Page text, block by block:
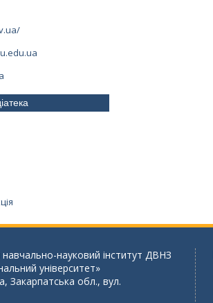
навчально-науковий інститут ДВНЗ
університет»
Закарпатська обл., вул.